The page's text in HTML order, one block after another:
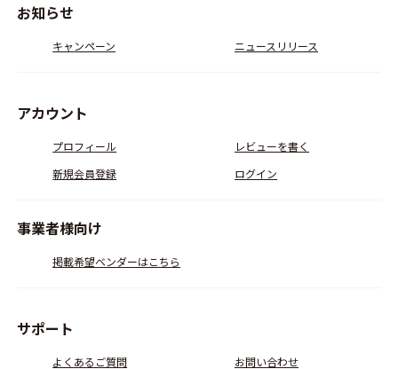
お知らせ
キャンペーン ニュースリリース
アカウント
プロフィール
レビューを書く
新規会員登録
ログイン
事業者様向け
掲載希望ベンダーはこちら
サポート
よくあるご質問 お問い合わせ